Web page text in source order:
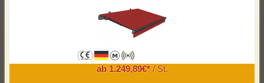
ab 1.249,89€*/ St.